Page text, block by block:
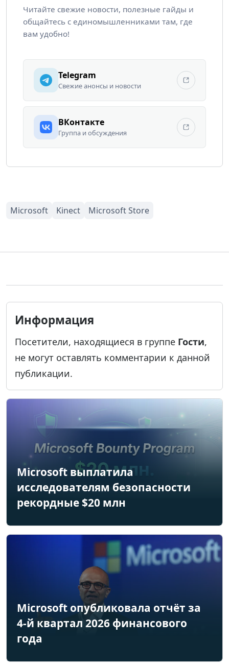
Читайте свежие новости, полезные гайды и
общайтесь с единомышленниками там, где
вам удобно!
Telegram
Свежие анонсы и новости
ВКонтакте
Группа и обсуждения
Информация
Посетители, находящиеся в группе Гости,
не могут оставлять комментарии к данной
публикации.
Microsoft выплатила
исследователям безопасности
рекордные $20 млн
Microsoft опубликовала отчёт за
4-й квартал 2026 финансового
года